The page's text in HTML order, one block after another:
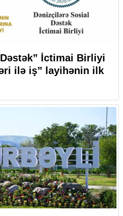
İctimai Birliyi
ilə iş” layihənin ilk